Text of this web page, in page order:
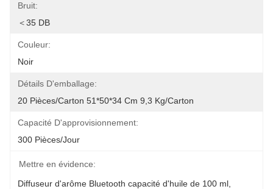
Bruit:
＜35 DB
Couleur:
Noir
Détails D'emballage:
20 Pièces/carton 51*50*34 Cm 9,3 Kg/carton
Capacité D'approvisionnement:
300 Pièces/jour
Mettre en évidence:
Diffuseur d'arôme Bluetooth capacité d'huile de 100 ml